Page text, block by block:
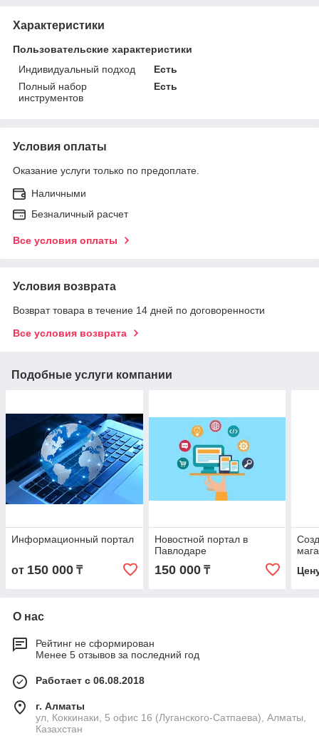
Характеристики
Пользовательские характеристики
Индивидуальный подход
Есть
Полный набор
инструментов
Есть
Условия оплаты
Оказание услуги только по предоплате.
Наличными
Безналичный расчет
Все условия оплаты
Условия возврата
Возврат товара в течение 14 дней по договоренности
Все условия возврата
Подобные услуги компании
Информационный портал
от 150 000 ₸
Новостной портал в
Павлодаре
150 000₸
О нас
Рейтинг не сформирован
Менее 5 отзывов за последний год
Работает с 06.08.2018
г. Алматы
ул, Коккинаки, 5 офис 16 (Луганского-Сатпаева), Алматы,
Казахстан